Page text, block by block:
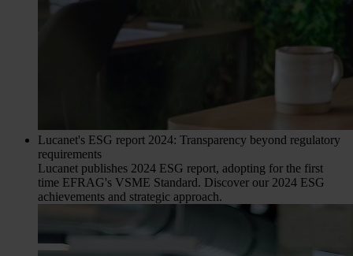
Lucanet's ESG report 2024: Transparency beyond regulatory
requirements
Lucanet publishes 2024 ESG report, adopting for the first
time EFRAG's VSME Standard. Discover our 2024 ESG
achievements and strategic approach.